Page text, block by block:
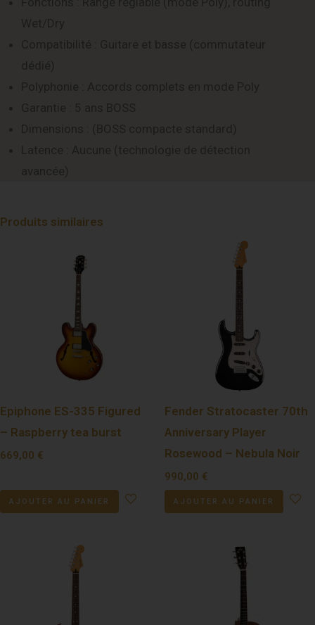
Produits similaires
Epiphone ES-335 Figured
– Raspberry tea burst
669,00 €
AJOUTER AU PANIER
Fender Stratocaster 70th
Anniversary Player
Rosewood – Nebula Noir
990,00 €
AJOUTER AU PANIER